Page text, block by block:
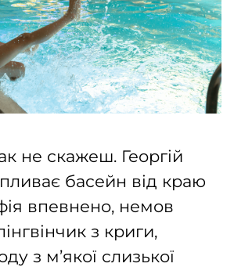
не скажеш. Георгій
басейн від краю
впевнено, немов
з криги,
з м’якої слизької